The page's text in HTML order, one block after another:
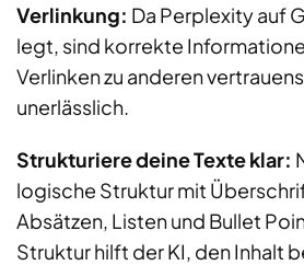
Verlinkung: Da Perplexity auf
legt, sind korrekte
Verlinken zu anderen
unerlässlich.
Strukturiere deine Texte klar:
logische Struktur mit
Absätzen, Listen und Bullet
Struktur hilft der KI, den Inhalt